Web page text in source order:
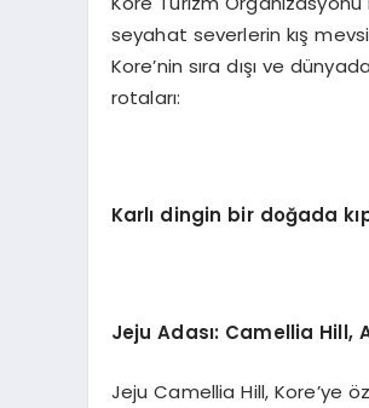
seyahat severlerin kış
Kore’nin sıra dışı ve
rotaları:
Karlı dingin bir doğada
Jeju Adası: Camellia Hill,
Jeju Camellia Hill, Kore’ye